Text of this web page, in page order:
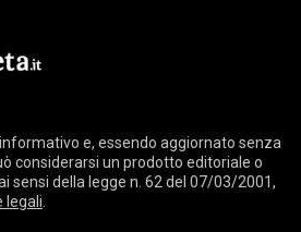
e, essendo aggiornato senza
considerarsi un prodotto editoriale o
sensi della legge n. 62 del 07/03/2001,
legali